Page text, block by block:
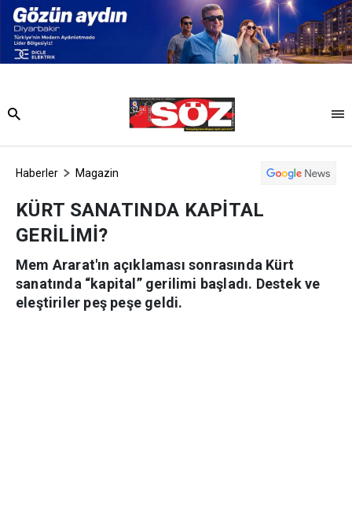
Haberler Magazin
KÜRT SANATINDA KAPİTAL
GERİLİMİ?
Mem Ararat'ın açıklaması sonrasında Kürt
sanatında “kapital” gerilimi başladı. Destek ve
eleştiriler peş peşe geldi.